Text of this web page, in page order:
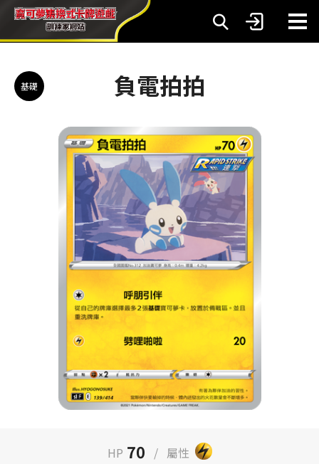
基礎 負電拍拍
HP 70 / 屬性